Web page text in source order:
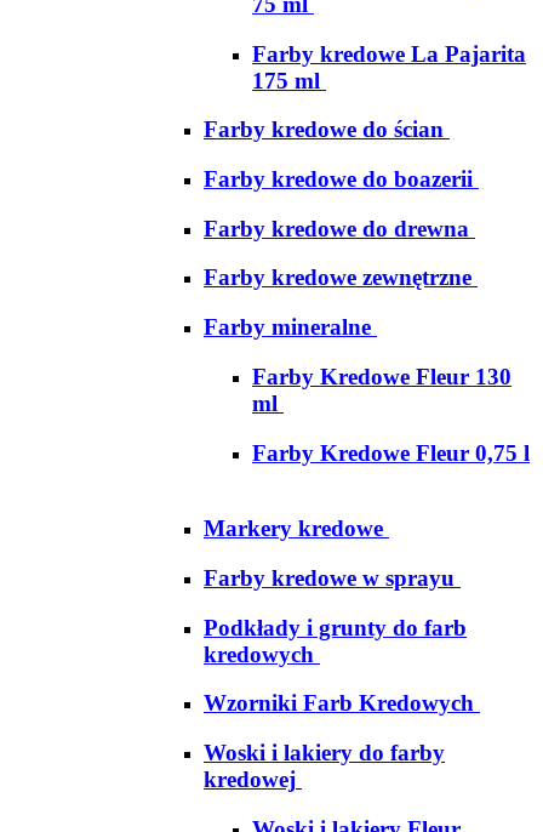
Farby kredowe La Pajarita
175 ml
Farby kredowe do ścian
Farby kredowe do boazerii
Farby kredowe do drewna
Farby kredowe zewnętrzne
Farby mineralne
Farby Kredowe Fleur 130
ml
Farby Kredowe Fleur 0,75 l
Markery kredowe
Farby kredowe w sprayu
Podkłady i grunty do farb
kredowych
Wzorniki Farb Kredowych
Woski i lakiery do farby
kredowej